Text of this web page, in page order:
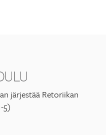
järjestää Retoriikan
5)